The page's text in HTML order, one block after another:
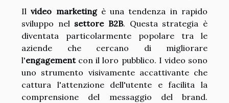
Ilvideo marketingè una tendenza in rapido
sviluppo nel settore B2B. Questa strategia è
diventata particolarmente popolare tra le
aziende che cercano di migliorare
l'engagementcon il loro pubblico. I video sono
uno strumento visivamente accattivante che
cattura l'attenzione dell'utente e facilita la
comprensione del messaggio del brand.